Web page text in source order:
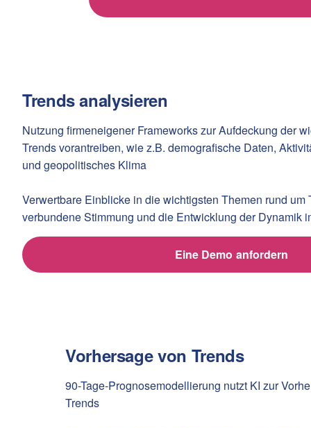
Trends analysieren
Nutzung firmeneigener Frameworks zur Aufdeckung der
Trends vorantreiben, wie z.B. demografische Daten,
und geopolitisches Klima
Verwertbare Einblicke in die wichtigsten Themen rund um
verbundene Stimmung und die Entwicklung der Dynamik
Eine Demo anfordern
Vorhersage von Trends
90-Tage-Prognosemodellierung nutzt KI zur
Trends